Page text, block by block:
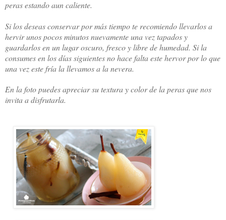
peras estando aun caliente.
Si los deseas conservar por más tiempo te recomiendo llevarlos a
hervir unos pocos minutos nuevamente una vez tapados y
guardarlos en un lugar oscuro, fresco y libre de humedad. Si la
consumes en los días siguientes no hace falta este hervor por lo que
una vez este fría la llevamos a la nevera.
En la foto puedes apreciar su textura y color de la peras que nos
invita a disfrutarla.